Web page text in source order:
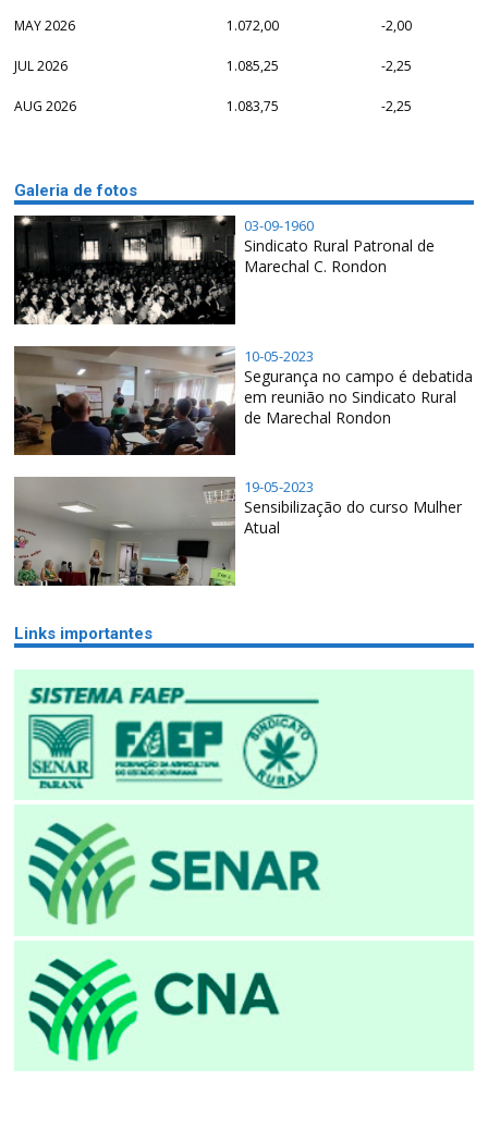
MAY 2026 1.072,00 -2,00
JUL 2026 1.085,25 -2,25
AUG 2026 1.083,75 -2,25
Galeria de fotos
03-09-1960
Sindicato Rural Patronal de
Marechal C. Rondon
10-05-2023
Segurança no campo é debatida
em reunião no Sindicato Rural
de Marechal Rondon
19-05-2023
Sensibilização do curso Mulher
Atual
Links importantes